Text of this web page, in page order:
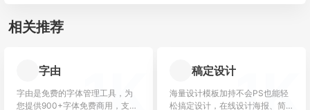
相关推荐
字由
字由是免费的字体管理工具，为
您提供900+字体免费商用，支持
1K 稿定设计
海量设计模板加持不会PS也能轻
松搞定设计，在线设计海报、简
1K